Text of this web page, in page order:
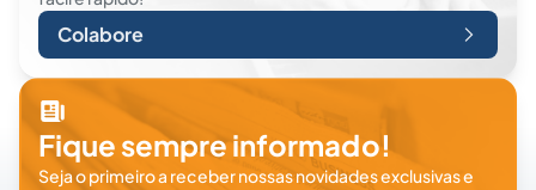
Colabore
Fique sempre informado!
Seja o primeiro a receber nossas novidades exclusivas e